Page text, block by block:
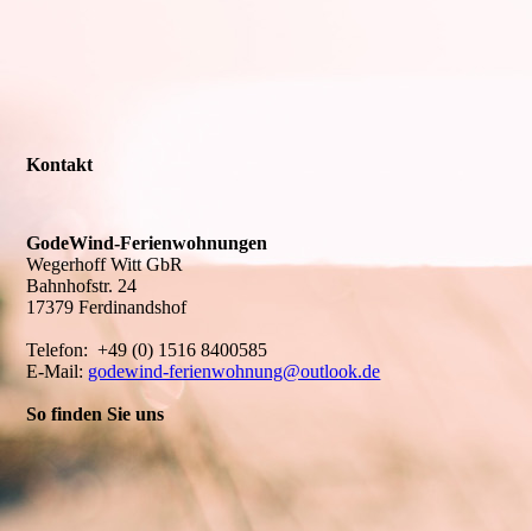
Kontakt
GodeWind-Ferienwohnungen
Wegerhoff Witt GbR
Bahnhofstr. 24
17379 Ferdinandshof
Telefon: +49 (0) 1516 8400585
E-Mail: godewind-ferienwohnung@outlook.de
So finden Sie uns